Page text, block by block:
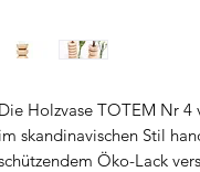
Die Holzvase TOTEM Nr 4
im skandinavischen Stil
Öko-Lack